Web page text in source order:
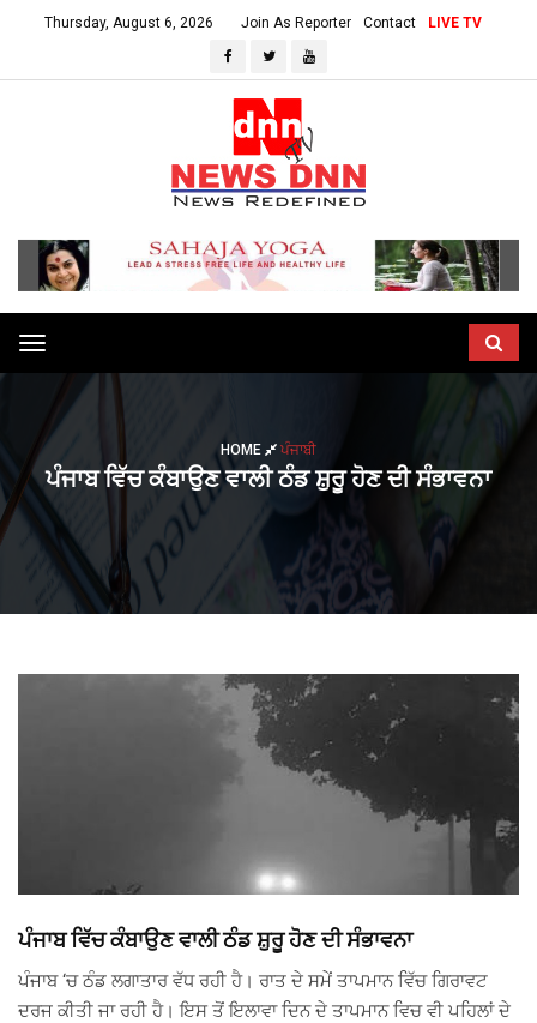
Thursday, August 6, 2026 Join As Reporter Contact LIVE TV
Toggle
navigation
HOME ਪੰਜਾਬੀ
ਪੰਜਾਬ ਵਿੱਚ ਕੰਬਾਉਣ ਵਾਲੀ ਠੰਡ ਸ਼ੁਰੂ ਹੋਣ ਦੀ ਸੰਭਾਵਨਾ
ਪੰਜਾਬ ਵਿੱਚ ਕੰਬਾਉਣ ਵਾਲੀ ਠੰਡ ਸ਼ੁਰੂ ਹੋਣ ਦੀ ਸੰਭਾਵਨਾ
ਪੰਜਾਬ ‘ਚ ਠੰਡ ਲਗਾਤਾਰ ਵੱਧ ਰਹੀ ਹੈ। ਰਾਤ ਦੇ ਸਮੇਂ ਤਾਪਮਾਨ ਵਿੱਚ ਗਿਰਾਵਟ
ਦਰਜ ਕੀਤੀ ਜਾ ਰਹੀ ਹੈ। ਇਸ ਤੋਂ ਇਲਾਵਾ ਦਿਨ ਦੇ ਤਾਪਮਾਨ ਵਿਚ ਵੀ ਪਹਿਲਾਂ ਦੇ